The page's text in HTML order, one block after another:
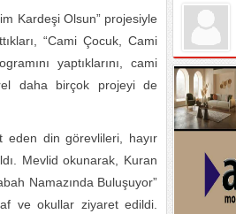
Kardeşi Olsun” projesiyle
“Cami Çocuk, Cami
yaptıklarını, cami
daha birçok projeyi de
eden din görevlileri, hayır
Mevlid okunarak, Kuran
Namazında Buluşuyor”
ve okullar ziyaret edildi.